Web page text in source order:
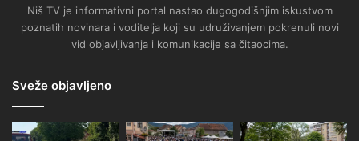
Niš TV je informativni portal nastao dugogodišnjim iskustvom
poznatih novinara i voditelja koji su udruživanjem pokrenuli novi
vid objavljivanja i komunikacije sa čitaocima.
Sveže objavljeno